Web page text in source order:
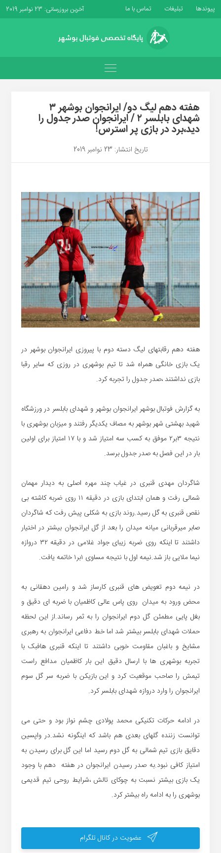
پیوندها تبلیغات تماس با ما آخرین بروزرسانی: 23 نوامبر 2019
هفته دهم لیگ دو/ ایرانجوان بوشهر ۳
شهدای بابلسر ۲ / ایرانجوان صدر جدول را
دید،برد در بازی پر استرس!
تاریخ انتشار: 23 نوامبر 2019
هفته دهم رقابتهای لیگ دسته دوم با پیروزی ایرانجوان بوشهر در
یک بازی خانگی همراه شد تا تیم بوشهری در روزی که سایر رقبا
بازی نداشتند ،صدر جدول را تجربه کرد.
به گزارش فوتبال بوشهر ایرانجوان بوشهر و شهدای بابلسر در ورزشگاه
شهید بهشتی شهر بوشهر به مصاف یکدیگر رفتند و میزبان بوشهری با
نتیجه ۳بر۲ موفق به کسب سه امتیاز شد و با ۱۷ امتیاز برای اولین
بار در این فصل به صدر جدول برسد.
شاگردان مهدی قنبری در غیاب چند مهره اصلی به دیدار مهمان
شمالی رفت و همان ابتدای بازی در دقیقه ۱۱ روی ضربه کاشته بی
نقص قنبری به گل رسید.روند بازی به شکلی پیش رفت که شاگردان
صابر میرقربانی میانه میدان را بعد از گل ایرانجوان بیشتر در اختیار
داشتند تا اینکه روی ضربه زیبای جواد غلامی در دقیقه ۳۲ دروازه
نیما ملایی باز شد.نیمه اول با نتیجه مساوی ۱بر۱ خاتمه یافت.
در نیمه دوم تعویض های قنبری کارساز شد و رامین دهقانی به
محض ورود به میدان روی پاس عالی کاظمیان با ضربه ای دقیق و
بغل پایی مطمئن گل دوم ایرانجوان را به ثمر رساند.از این لحظه
حملات شهدای بابلسر بیشتر شد اما خط دفاعی ایرانجوان به رهبری
مشایخ و باغبان مقاومت خوبی داشتند تا اینکه قنبری هافبک با
تجربه بوشهری ها با ارسال دقیق این بار کاظمیان مدافع راست
تیمش را صاحب موقعیت کرد و این بازیکن با ضربه سر گل سوم
ایرانجوان را وارد دروازه شهدای بابلسر کرد.
در ادامه حرکات تکنیکی محمد پولادی چشم نواز بود و حتی می
توانست زننده گلهای بعدی هم باشد که اینگونه نشد.در واپسین
دقایق بازی تیم شمالی به گل دوم رسید اما این گل برای رسیدن به
امتیاز کافی نبود.به صدر رسیدن ایرانجوان در هفته دهم با وجود
یک بازی بیشتر نسبت به چوکای تالش ،شرایط روحی تیم قدیمی
بوشهری را به ادامه راه بیشتر کرد.
عضویت در کانال تلگرام